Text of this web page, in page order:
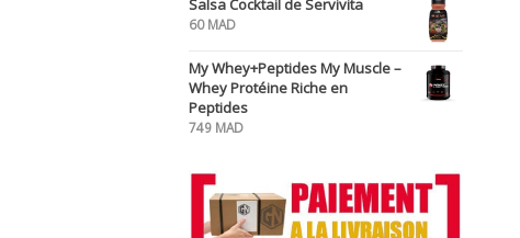
Salsa Cocktail de Servivita
60MAD
My Whey+Peptides My Muscle –
Whey Protéine Riche en
Peptides
749 MAD